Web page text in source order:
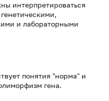
интерпретироваться
и лабораторными
понятия "норма" и
гена.